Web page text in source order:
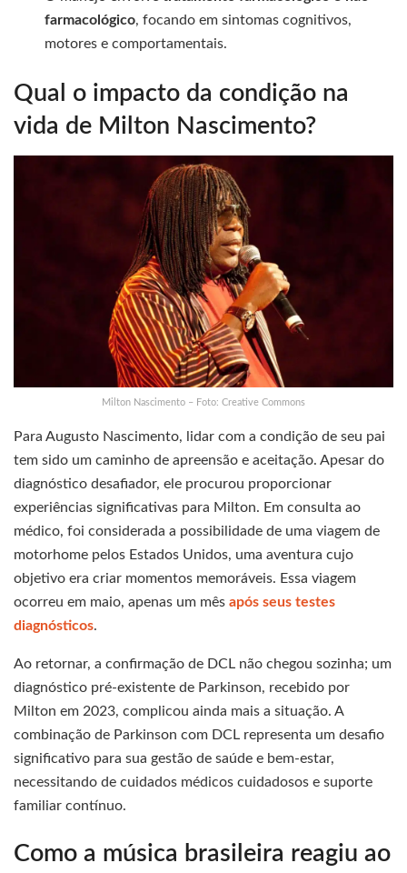
farmacológico, focando em sintomas cognitivos,
motores e comportamentais.
Qual o impacto da condição na
vida de Milton Nascimento?
Milton Nascimento – Foto: Creative Commons
Para Augusto Nascimento, lidar com a condição de seu pai
tem sido um caminho de apreensão e aceitação. Apesar do
diagnóstico desafiador, ele procurou proporcionar
experiências significativas para Milton. Em consulta ao
médico, foi considerada a possibilidade de uma viagem de
motorhome pelos Estados Unidos, uma aventura cujo
objetivo era criar momentos memoráveis. Essa viagem
ocorreu em maio, apenas um mês após seus testes
diagnósticos.
Ao retornar, a confirmação de DCL não chegou sozinha; um
diagnóstico pré-existente de Parkinson, recebido por
Milton em 2023, complicou ainda mais a situação. A
combinação de Parkinson com DCL representa um desafio
significativo para sua gestão de saúde e bem-estar,
necessitando de cuidados médicos cuidadosos e suporte
familiar contínuo.
Como a música brasileira reagiu ao